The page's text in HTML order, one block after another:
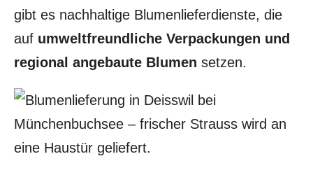
gibt es nachhaltige Blumenlieferdienste, die
auf umweltfreundliche Verpackungen und
regional angebaute Blumen setzen.